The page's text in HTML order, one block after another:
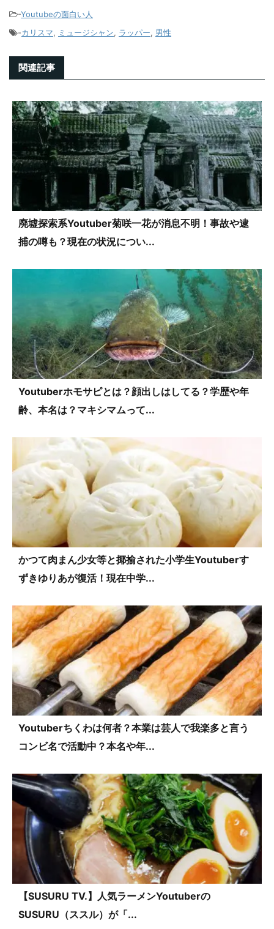
-Youtubeの面白い人
-カリスマ, ミュージシャン, ラッパー, 男性
関連記事
廃墟探索系Youtuber菊咲一花が消息不明！事故や逮
捕の噂も？現在の状況につい...
Youtuberホモサピとは？顔出しはしてる？学歴や年
齢、本名は？マキシマムって...
かつて肉まん少女等と揶揄された小学生Youtuberす
ずきゆりあが復活！現在中学...
Youtuberちくわは何者？本業は芸人で我楽多と言う
コンビ名で活動中？本名や年...
【SUSURU TV.】人気ラーメンYoutuberの
SUSURU（ススル）が「...